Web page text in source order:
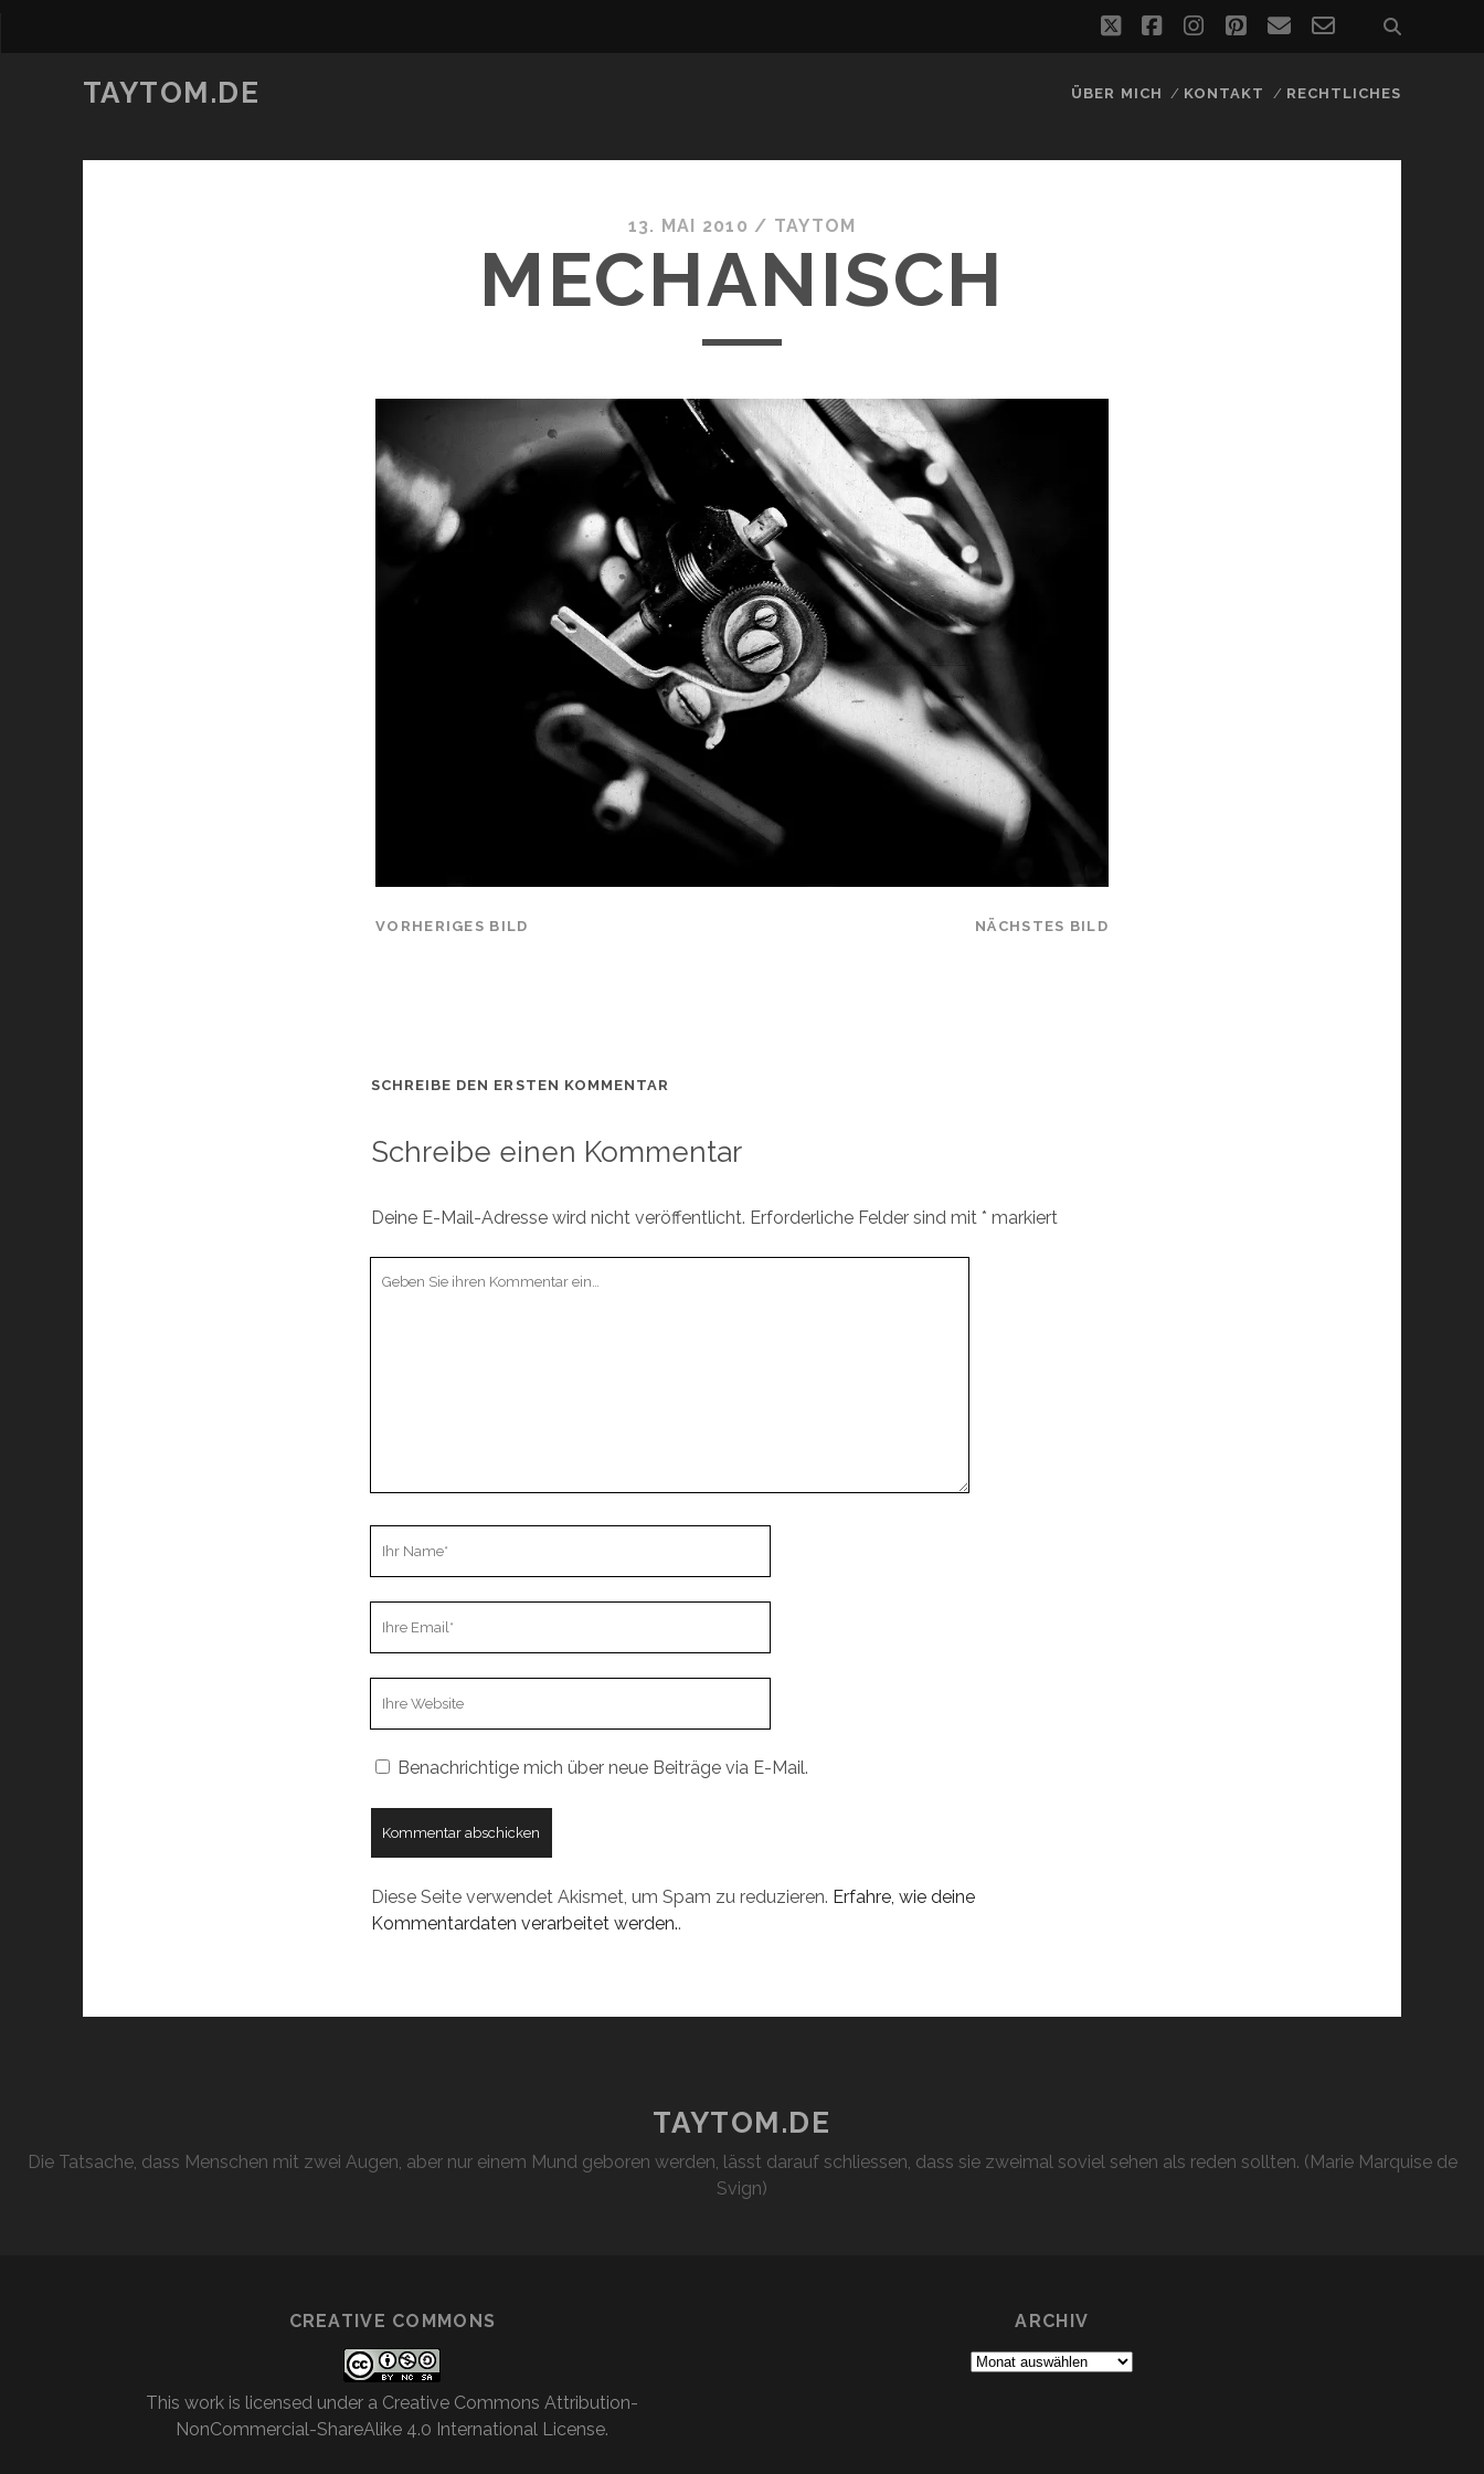
twitterfacebookinstagram
pinterest
emailemail-
TAYTOM.DE ÜBER MICH KONTAKT RECHTLICHES
13. MAI 2010 / TAYTOM
MECHANISCH
VORHERIGES BILD NÄCHSTES BILD
SCHREIBE DEN ERSTEN KOMMENTAR
Schreibe einen Kommentar
Deine E-Mail-Adresse wird nicht veröffentlicht. Erforderliche Felder sind mit * markiert
Benachrichtige mich über neue Beiträge via E-Mail.
Diese Seite verwendet Akismet, um Spam zu reduzieren. Erfahre, wie deine
Kommentardaten verarbeitet werden..
TAYTOM.DE
Die Tatsache, dass Menschen mit zwei Augen, aber nur einem Mund geboren werden, lässt darauf schliessen, dass sie zweimal soviel sehen als reden sollten. (Marie Marquise de
Svign)
CREATIVE COMMONS
This work is licensed under a Creative Commons Attribution-
NonCommercial-ShareAlike 4.0 International License.
ARCHIV
Archiv